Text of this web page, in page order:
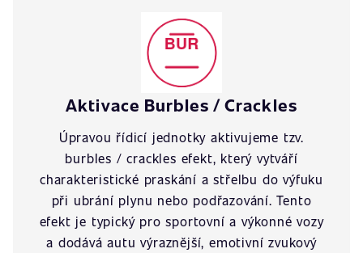
Aktivace Burbles / Crackles
Úpravou řídicí jednotky aktivujeme tzv.
burbles / crackles efekt, který vytváří
charakteristické praskání a střelbu do výfuku
při ubrání plynu nebo podřazování. Tento
efekt je typický pro sportovní a výkonné vozy
a dodává autu výraznější, emotivní zvukový